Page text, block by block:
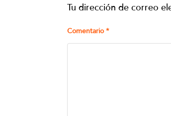
Tu dirección de correo
Comentario*